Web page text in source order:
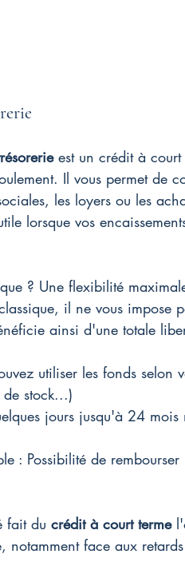
est un crédit à court
Il vous permet de
les loyers ou les
lorsque vos
? Une flexibilité
il ne vous impose
ainsi d'une totale
utiliser les fonds selon
stock...)
jours jusqu'à 24
: Possibilité de
fait du crédit à court terme
notamment face aux